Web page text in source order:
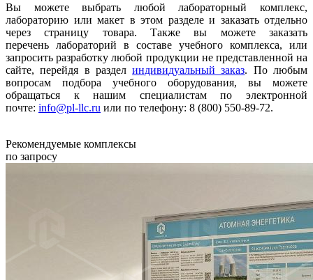
Вы можете выбрать любой лабораторный комплекс,
лабораторию или макет в этом разделе и заказать отдельно
через страницу товара. Также вы можете заказать
перечень лабораторий в составе учебного комплекса, или
запросить разработку любой продукции не представленной на
сайте, перейдя в разделиндивидуальный заказ. По любым
вопросам подбора учебного оборудования, вы можете
обращаться к нашим специалистам по электронной
почте: info@pl-llc.ru или по телефону: 8 (800) 550-89-72.
Рекомендуемые комплексы
по запросу